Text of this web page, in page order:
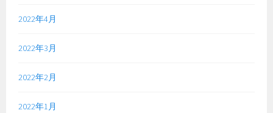
2022年4月
2022年3月
2022年2月
2022年1月